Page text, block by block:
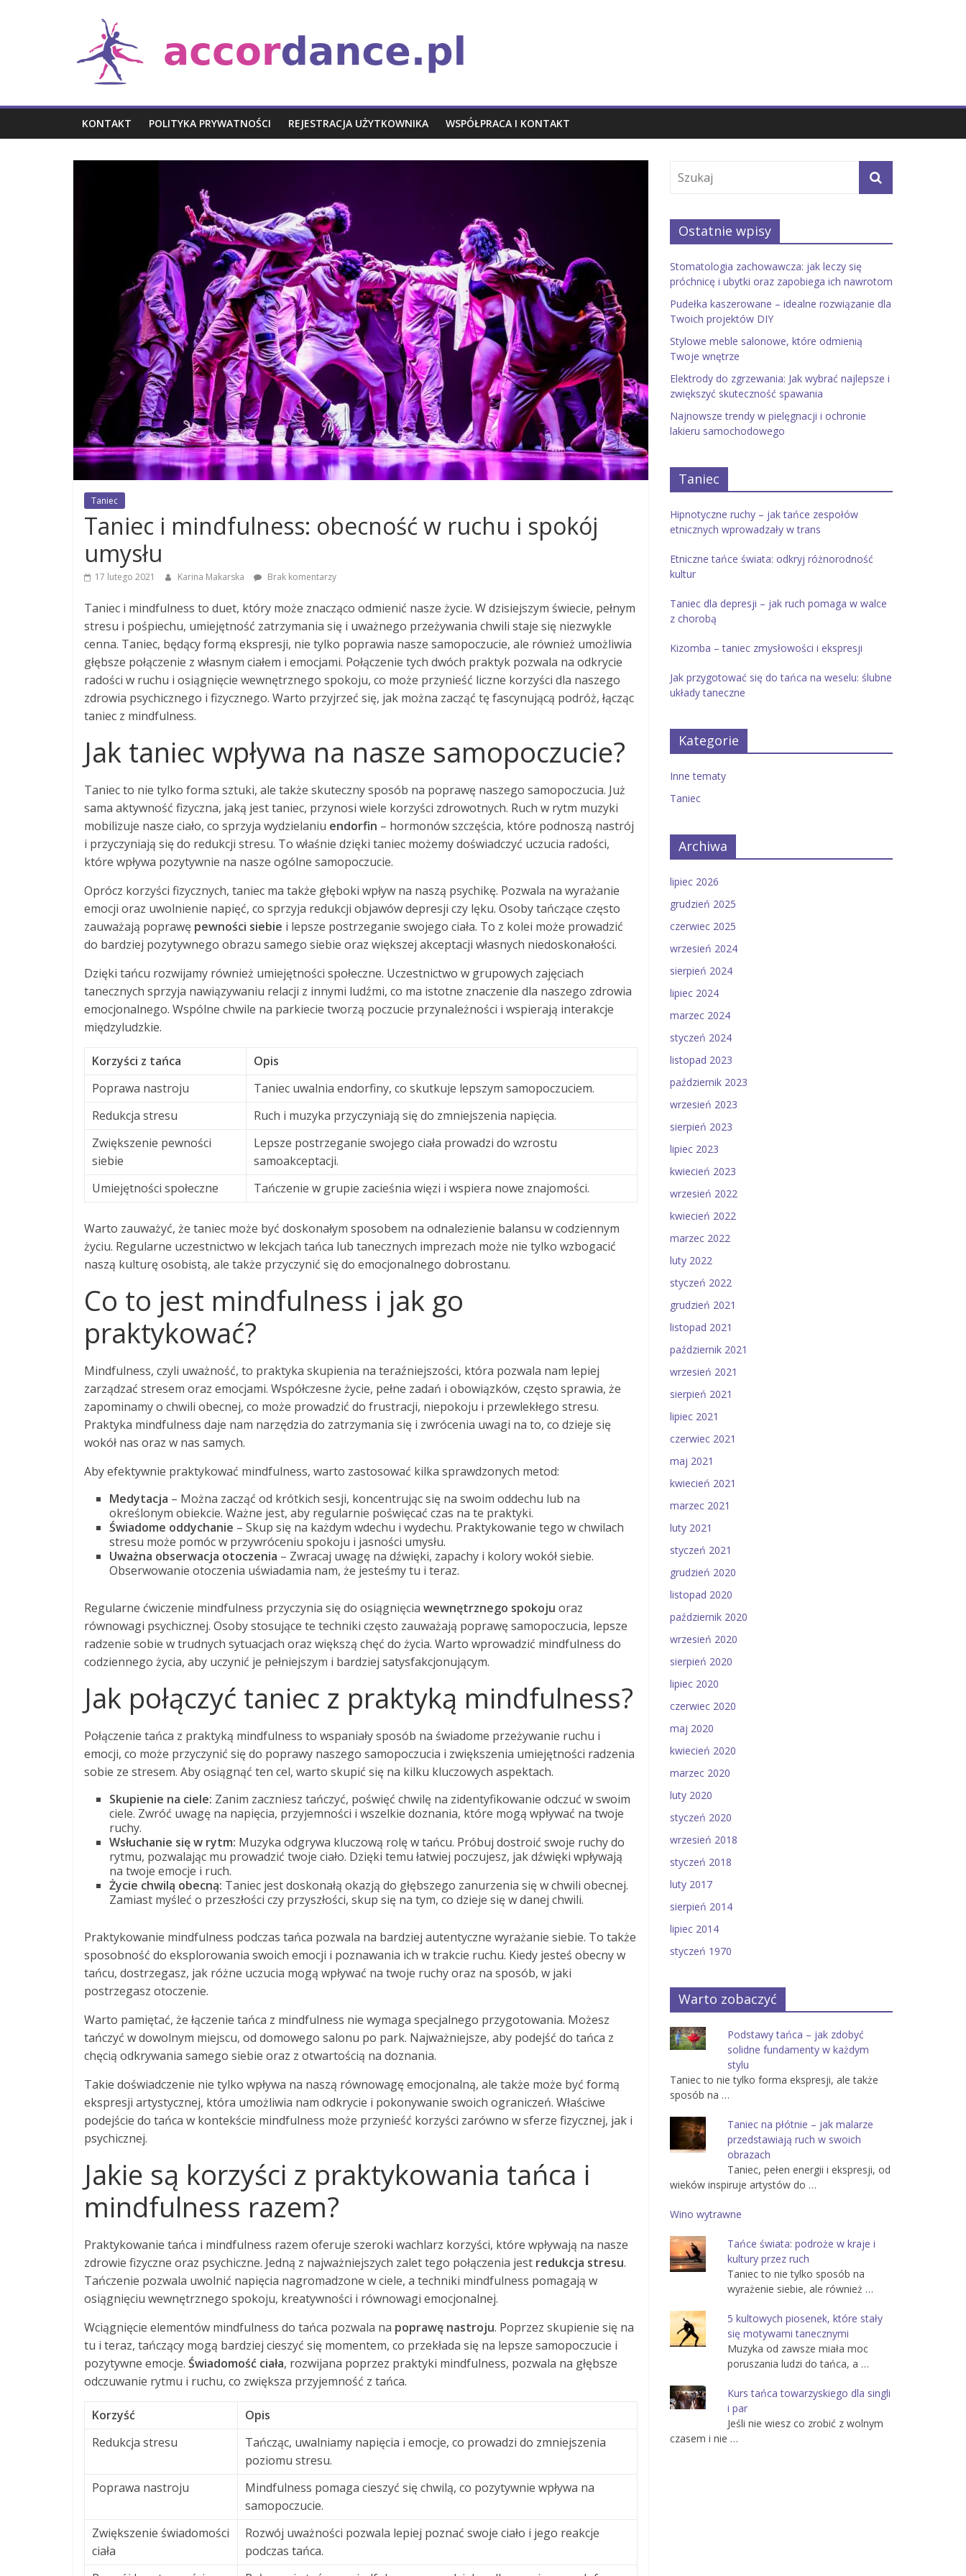
Taniec
i
muzyka
KONTAKT POLITYKA PRYWATNOŚCI REJESTRACJA UŻYTKOWNIKA WSPÓŁPRACA I KONTAKT
Taniec
Taniec i mindfulness: obecność w ruchu i spokój
umysłu
17 lutego 2021 Karina Makarska Brak komentarzy
Taniec i mindfulness to duet, który może znacząco odmienić nasze życie. W dzisiejszym świecie, pełnym
stresu i pośpiechu, umiejętność zatrzymania się i uważnego przeżywania chwili staje się niezwykle
cenna. Taniec, będący formą ekspresji, nie tylko poprawia nasze samopoczucie, ale również umożliwia
głębsze połączenie z własnym ciałem i emocjami. Połączenie tych dwóch praktyk pozwala na odkrycie
radości w ruchu i osiągnięcie wewnętrznego spokoju, co może przynieść liczne korzyści dla naszego
zdrowia psychicznego i fizycznego. Warto przyjrzeć się, jak można zacząć tę fascynującą podróż, łącząc
taniec z mindfulness.
Jak taniec wpływa na nasze samopoczucie?
Taniec to nie tylko forma sztuki, ale także skuteczny sposób na poprawę naszego samopoczucia. Już
sama aktywność fizyczna, jaką jest taniec, przynosi wiele korzyści zdrowotnych. Ruch w rytm muzyki
mobilizuje nasze ciało, co sprzyja wydzielaniu endorfin – hormonów szczęścia, które podnoszą nastrój
i przyczyniają się do redukcji stresu. To właśnie dzięki taniec możemy doświadczyć uczucia radości,
które wpływa pozytywnie na nasze ogólne samopoczucie.
Oprócz korzyści fizycznych, taniec ma także głęboki wpływ na naszą psychikę. Pozwala na wyrażanie
emocji oraz uwolnienie napięć, co sprzyja redukcji objawów depresji czy lęku. Osoby tańczące często
zauważają poprawę pewności siebie i lepsze postrzeganie swojego ciała. To z kolei może prowadzić
do bardziej pozytywnego obrazu samego siebie oraz większej akceptacji własnych niedoskonałości.
Dzięki tańcu rozwijamy również umiejętności społeczne. Uczestnictwo w grupowych zajęciach
tanecznych sprzyja nawiązywaniu relacji z innymi ludźmi, co ma istotne znaczenie dla naszego zdrowia
emocjonalnego. Wspólne chwile na parkiecie tworzą poczucie przynależności i wspierają interakcje
międzyludzkie.
Korzyści z tańca
Opis
Poprawa nastroju
Taniec uwalnia endorfiny, co skutkuje lepszym samopoczuciem.
Redukcja stresu
Ruch i muzyka przyczyniają się do zmniejszenia napięcia.
Zwiększenie pewności
siebie
Lepsze postrzeganie swojego ciała prowadzi do wzrostu
samoakceptacji.
Umiejętności społeczne
Tańczenie w grupie zacieśnia więzi i wspiera nowe znajomości.
Warto zauważyć, że taniec może być doskonałym sposobem na odnalezienie balansu w codziennym
życiu. Regularne uczestnictwo w lekcjach tańca lub tanecznych imprezach może nie tylko wzbogacić
naszą kulturę osobistą, ale także przyczynić się do emocjonalnego dobrostanu.
Co to jest mindfulness i jak go
praktykować?
Mindfulness, czyli uważność, to praktyka skupienia na teraźniejszości, która pozwala nam lepiej
zarządzać stresem oraz emocjami. Współczesne życie, pełne zadań i obowiązków, często sprawia, że
zapominamy o chwili obecnej, co może prowadzić do frustracji, niepokoju i przewlekłego stresu.
Praktyka mindfulness daje nam narzędzia do zatrzymania się i zwrócenia uwagi na to, co dzieje się
wokół nas oraz w nas samych.
Aby efektywnie praktykować mindfulness, warto zastosować kilka sprawdzonych metod:
Medytacja – Można zacząć od krótkich sesji, koncentrując się na swoim oddechu lub na
określonym obiekcie. Ważne jest, aby regularnie poświęcać czas na te praktyki.
Świadome oddychanie – Skup się na każdym wdechu i wydechu. Praktykowanie tego w chwilach
stresu może pomóc w przywróceniu spokoju i jasności umysłu.
Uważna obserwacja otoczenia – Zwracaj uwagę na dźwięki, zapachy i kolory wokół siebie.
Obserwowanie otoczenia uświadamia nam, że jesteśmy tu i teraz.
Regularne ćwiczenie mindfulness przyczynia się do osiągnięcia wewnętrznego spokoju oraz
równowagi psychicznej. Osoby stosujące te techniki często zauważają poprawę samopoczucia, lepsze
radzenie sobie w trudnych sytuacjach oraz większą chęć do życia. Warto wprowadzić mindfulness do
codziennego życia, aby uczynić je pełniejszym i bardziej satysfakcjonującym.
Jak połączyć taniec z praktyką mindfulness?
Połączenie tańca z praktyką mindfulness to wspaniały sposób na świadome przeżywanie ruchu i
emocji, co może przyczynić się do poprawy naszego samopoczucia i zwiększenia umiejętności radzenia
sobie ze stresem. Aby osiągnąć ten cel, warto skupić się na kilku kluczowych aspektach.
Skupienie na ciele: Zanim zaczniesz tańczyć, poświęć chwilę na zidentyfikowanie odczuć w swoim
ciele. Zwróć uwagę na napięcia, przyjemności i wszelkie doznania, które mogą wpływać na twoje
ruchy.
Wsłuchanie się w rytm: Muzyka odgrywa kluczową rolę w tańcu. Próbuj dostroić swoje ruchy do
rytmu, pozwalając mu prowadzić twoje ciało. Dzięki temu łatwiej poczujesz, jak dźwięki wpływają
na twoje emocje i ruch.
Życie chwilą obecną: Taniec jest doskonałą okazją do głębszego zanurzenia się w chwili obecnej.
Zamiast myśleć o przeszłości czy przyszłości, skup się na tym, co dzieje się w danej chwili.
Praktykowanie mindfulness podczas tańca pozwala na bardziej autentyczne wyrażanie siebie. To także
sposobność do eksplorowania swoich emocji i poznawania ich w trakcie ruchu. Kiedy jesteś obecny w
tańcu, dostrzegasz, jak różne uczucia mogą wpływać na twoje ruchy oraz na sposób, w jaki
postrzegasz otoczenie.
Warto pamiętać, że łączenie tańca z mindfulness nie wymaga specjalnego przygotowania. Możesz
tańczyć w dowolnym miejscu, od domowego salonu po park. Najważniejsze, aby podejść do tańca z
chęcią odkrywania samego siebie oraz z otwartością na doznania.
Takie doświadczenie nie tylko wpływa na naszą równowagę emocjonalną, ale także może być formą
ekspresji artystycznej, która umożliwia nam odkrycie i pokonywanie swoich ograniczeń. Właściwe
podejście do tańca w kontekście mindfulness może przynieść korzyści zarówno w sferze fizycznej, jak i
psychicznej.
Jakie są korzyści z praktykowania tańca i
mindfulness razem?
Praktykowanie tańca i mindfulness razem oferuje szeroki wachlarz korzyści, które wpływają na nasze
zdrowie fizyczne oraz psychiczne. Jedną z najważniejszych zalet tego połączenia jest redukcja stresu.
Tańczenie pozwala uwolnić napięcia nagromadzone w ciele, a techniki mindfulness pomagają w
osiągnięciu wewnętrznego spokoju, kreatywności i równowagi emocjonalnej.
Wciągnięcie elementów mindfulness do tańca pozwala na poprawę nastroju. Poprzez skupienie się na
tu i teraz, tańczący mogą bardziej cieszyć się momentem, co przekłada się na lepsze samopoczucie i
pozytywne emocje. Świadomość ciała, rozwijana poprzez praktyki mindfulness, pozwala na głębsze
odczuwanie rytmu i ruchu, co zwiększa przyjemność z tańca.
Korzyść
Opis
Redukcja stresu
Tańcząc, uwalniamy napięcia i emocje, co prowadzi do zmniejszenia
poziomu stresu.
Poprawa nastroju
Mindfulness pomaga cieszyć się chwilą, co pozytywnie wpływa na
samopoczucie.
Zwiększenie świadomości
ciała
Rozwój uważności pozwala lepiej poznać swoje ciało i jego reakcje
podczas tańca.
Ostatnie wpisy
Stomatologia zachowawcza: jak leczy się
próchnicę i ubytki oraz zapobiega ich nawrotom
Pudełka kaszerowane – idealne rozwiązanie dla
Twoich projektów DIY
Stylowe meble salonowe, które odmienią
Twoje wnętrze
Elektrody do zgrzewania: Jak wybrać najlepsze i
zwiększyć skuteczność spawania
Najnowsze trendy w pielęgnacji i ochronie
lakieru samochodowego
Taniec
Hipnotyczne ruchy – jak tańce zespołów
etnicznych wprowadzały w trans
Etniczne tańce świata: odkryj różnorodność
kultur
Taniec dla depresji – jak ruch pomaga w walce
z chorobą
Kizomba – taniec zmysłowości i ekspresji
Jak przygotować się do tańca na weselu: ślubne
układy taneczne
Kategorie
Inne tematy
Taniec
Archiwa
lipiec 2026
grudzień 2025
czerwiec 2025
wrzesień 2024
sierpień 2024
lipiec 2024
marzec 2024
styczeń 2024
listopad 2023
październik 2023
wrzesień 2023
sierpień 2023
lipiec 2023
kwiecień 2023
wrzesień 2022
kwiecień 2022
marzec 2022
luty 2022
styczeń 2022
grudzień 2021
listopad 2021
październik 2021
wrzesień 2021
sierpień 2021
lipiec 2021
czerwiec 2021
maj 2021
kwiecień 2021
marzec 2021
luty 2021
styczeń 2021
grudzień 2020
listopad 2020
październik 2020
wrzesień 2020
sierpień 2020
lipiec 2020
czerwiec 2020
maj 2020
kwiecień 2020
marzec 2020
luty 2020
styczeń 2020
wrzesień 2018
styczeń 2018
luty 2017
sierpień 2014
lipiec 2014
styczeń 1970
Warto zobaczyć
Podstawy tańca – jak zdobyć
solidne fundamenty w każdym
stylu
Taniec to nie tylko forma ekspresji, ale także
sposób na …
Taniec na płótnie – jak malarze
przedstawiają ruch w swoich
obrazach
Taniec, pełen energii i ekspresji, od
wieków inspiruje artystów do …
Wino wytrawne
Tańce świata: podroże w kraje i
kultury przez ruch
Taniec to nie tylko sposób na
wyrażenie siebie, ale również …
5 kultowych piosenek, które stały
się motywami tanecznymi
Muzyka od zawsze miała moc
poruszania ludzi do tańca, a …
Kurs tańca towarzyskiego dla singli
i par
Jeśli nie wiesz co zrobić z wolnym
czasem i nie …